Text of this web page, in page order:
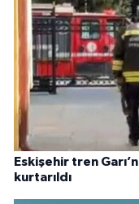
Eskişehir tren
kurtarıldı